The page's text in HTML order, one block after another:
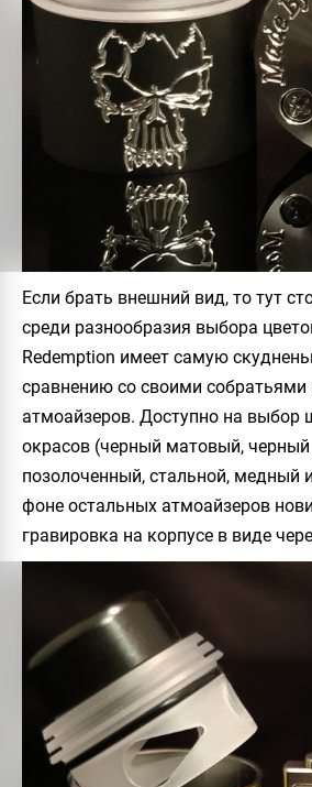
Если брать внешний вид, то тут
среди разнообразия выбора
Redemption имеет самую
сравнению со своими собратьями
атмоайзеров. Доступно на выбор
окрасов (черный матовый,
позолоченный, стальной, медный
фоне остальных атмоайзеров
гравировка на корпусе в виде